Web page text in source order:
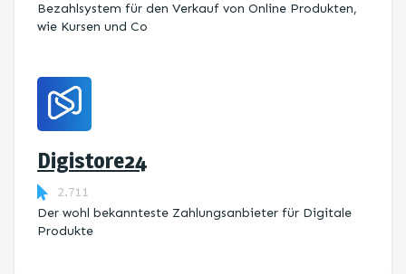
Bezahlsystem für den Verkauf von Online Produkten,
wie Kursen und Co
Digistore24
2.711
Der wohl bekannteste Zahlungsanbieter für Digitale
Produkte